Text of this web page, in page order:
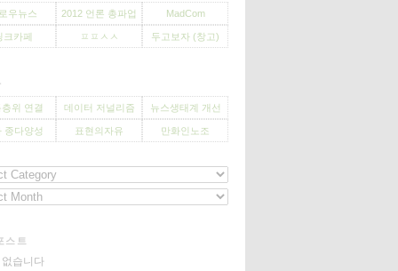
우뉴스 2012 언론 총파업 MadCom
크카페 ㅍㅍㅅㅅ 두고보자 (창고)
위 연결 데이터 저널리즘 뉴스생태계 개선
종다양성 표현의자유 만화인노조
스트
없습니다